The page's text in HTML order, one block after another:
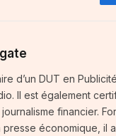
d’un DUT en
Il est également
financier.
presse économique, il